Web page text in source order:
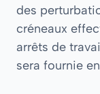
des
créneaux
arrêts de
sera fournie